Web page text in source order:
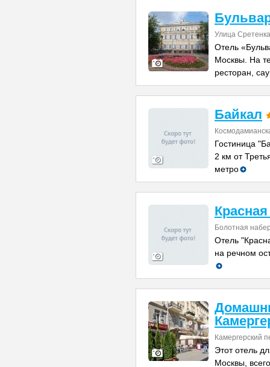
Улица
Отель
Москвы. На
ресторан,
Байкал
Гостиница
2 км от
метро
Болотная
Отель
на речном
Камергерский
Этот отель
Москвы,